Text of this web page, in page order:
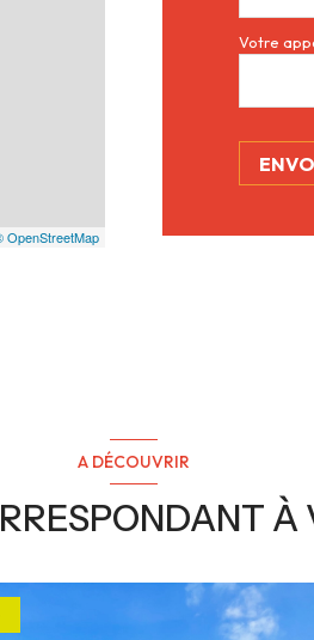
OpenStreetMap
Votre
A DÉCOUVRIR
À